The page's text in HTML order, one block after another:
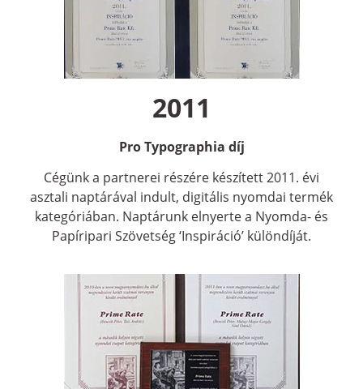
2011
Pro Typographia díj
Cégünk a partnerei részére készített 2011. évi
asztali naptárával indult, digitális nyomdai termék
kategóriában. Naptárunk elnyerte a Nyomda- és
Papíripari Szövetség ‘Inspiráció’ különdíját.